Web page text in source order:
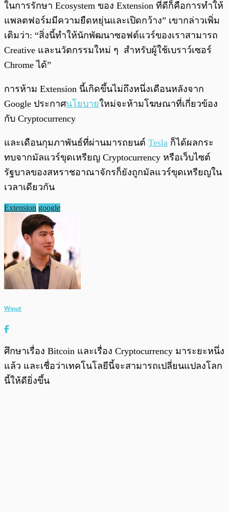
ในการรักษา Ecosystem ของ Extension ที่ดีก็คือการทำให้
แพลตฟอร์มมีความยืดหยุ่นและเปิดกว้าง” เขากล่าวเพิ่ม
เติมว่า: “สิ่งนี้ทำให้นักพัฒนาซอฟต์แวร์ของเราสามารถ
Creative และนวัตกรรมใหม่ ๆ สำหรับผู้ใช้เบราว์เซอร์
Chrome ได้”
การห้าม Extension นี้เกิดขึ้นไม่ถึงหนึ่งเดือนหลังจาก
Google ประกาศนโยบายใหม่จะห้ามโฆษณาที่เกี่ยวข้อง
กับ Cryptocurrency
และเดือนกุมภาพันธ์ที่ผ่านมารถยนต์ Tesla ก็ได้ผลกระ
ทบจากมัลแวร์ขุดเหรียญ Cryptocurrency หรือเว็บไซต์
รัฐบาลของสหราชอาณาจักรก็ยังถูกมัลแวร์ขุดเหรียญใน
เวลาเดียวกัน
Extension google
Wiput
ศึกษาเรื่อง Bitcoin และเรื่อง Cryptocurrency มาระยะหนึ่ง
แล้ว และเชื่อว่าเทคโนโลยีนี้จะสามารถเปลี่ยนแปลงโลก
นี้ให้ดียิ่งขึ้น